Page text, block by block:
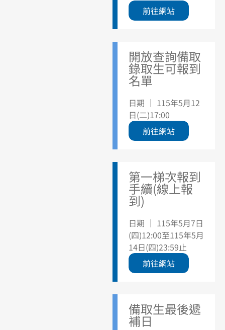
前往網站
開放查詢備取
錄取生可報到
名單
日期 ｜ 115年5月12
日(二)17:00
前往網站
第一梯次報到
手續(線上報
到)
日期 ｜ 115年5月7日
(四)12:00至115年5月
14日(四)23:59止
前往網站
備取生最後遞
補日